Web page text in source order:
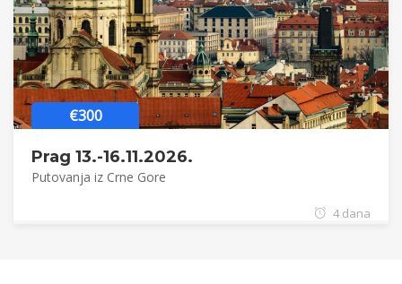
€300
Prag 13.-16.11.2026.
Putovanja iz Crne Gore
4 dana